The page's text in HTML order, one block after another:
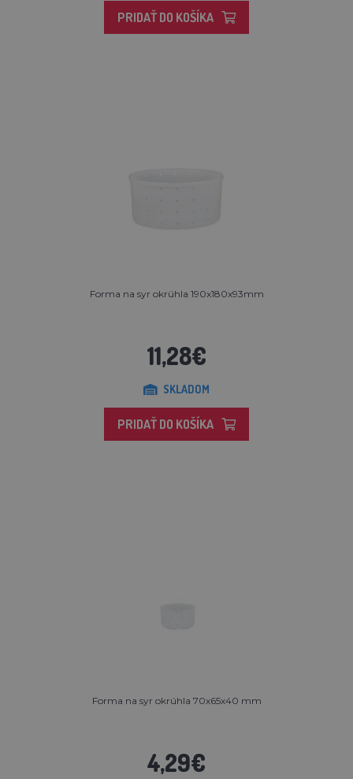
PRIDAŤ DO KOŠÍKA
Forma na syr okrúhla 190x180x93mm
11,28€
SKLADOM
PRIDAŤ DO KOŠÍKA
Forma na syr okrúhla 70x65x40 mm
4,29€